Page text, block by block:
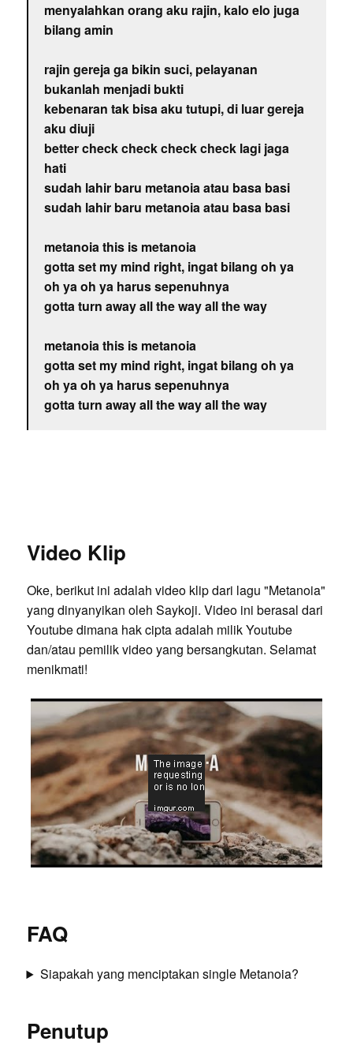
menyalahkan orang aku rajin, kalo elo juga
bilang amin
rajin gereja ga bikin suci, pelayanan
bukanlah menjadi bukti
kebenaran tak bisa aku tutupi, di luar gereja
aku diuji
better check check check check lagi jaga
hati
sudah lahir baru metanoia atau basa basi
sudah lahir baru metanoia atau basa basi
metanoia this is metanoia
gotta set my mind right, ingat bilang oh ya
oh ya oh ya harus sepenuhnya
gotta turn away all the way all the way
metanoia this is metanoia
gotta set my mind right, ingat bilang oh ya
oh ya oh ya harus sepenuhnya
gotta turn away all the way all the way
Video Klip
Oke, berikut ini adalah video klip dari lagu "Metanoia"
yang dinyanyikan oleh Saykoji. Video ini berasal dari
Youtube dimana hak cipta adalah milik Youtube
dan/atau pemilik video yang bersangkutan. Selamat
menikmati!
FAQ
Siapakah yang menciptakan single Metanoia?
Penutup